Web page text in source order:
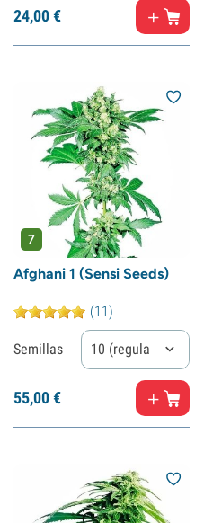
24,00€
7
Afghani 1 (Sensi Seeds)
(11)
Semillas 10 (regular)
55,00€